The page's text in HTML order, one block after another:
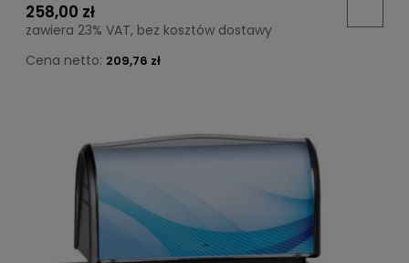
258,00 zł
zawiera 23% VAT, bez kosztów dostawy
Cena netto: 209,76 zł